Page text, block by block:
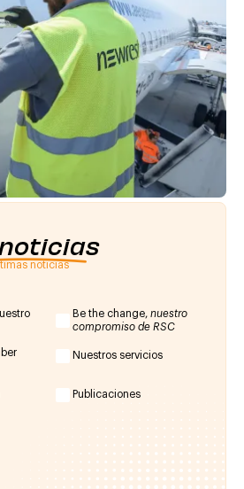
noticias
noticias
Be the change, nuestro
compromiso de RSC
Nuestros servicios
Publicaciones